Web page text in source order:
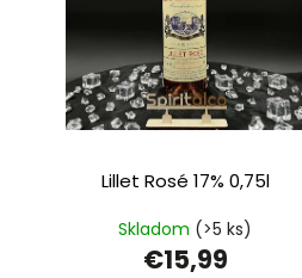
Lillet Rosé 17% 0,75l
Skladom (>5 ks)
€15,99